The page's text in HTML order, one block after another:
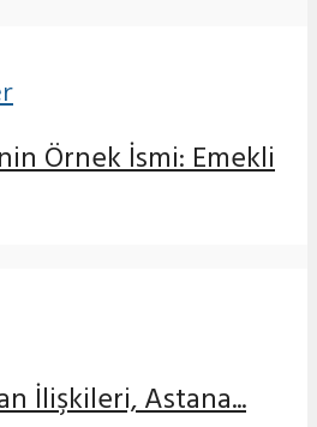
Örnek İsmi: Emekli
İlişkileri, Astana...